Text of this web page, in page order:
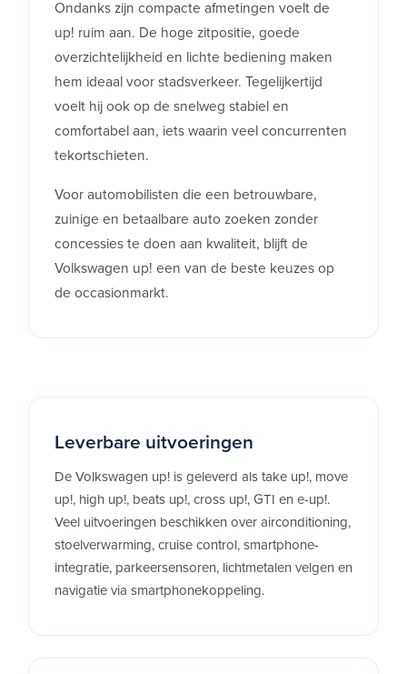
Ondanks zijn compacte afmetingen voelt de
up! ruim aan. De hoge zitpositie, goede
overzichtelijkheid en lichte bediening maken
hem ideaal voor stadsverkeer. Tegelijkertijd
voelt hij ook op de snelweg stabiel en
comfortabel aan, iets waarin veel concurrenten
tekortschieten.
Voor automobilisten die een betrouwbare,
zuinige en betaalbare auto zoeken zonder
concessies te doen aan kwaliteit, blijft de
Volkswagen up! een van de beste keuzes op
de occasionmarkt.
Leverbare uitvoeringen
De Volkswagen up! is geleverd als take up!, move
up!, high up!, beats up!, cross up!, GTI en e-up!.
Veel uitvoeringen beschikken over airconditioning,
stoelverwarming, cruise control, smartphone-
integratie, parkeersensoren, lichtmetalen velgen en
navigatie via smartphonekoppeling.